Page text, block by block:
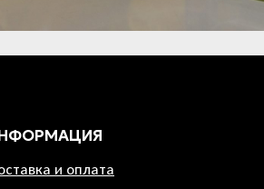
и оплата